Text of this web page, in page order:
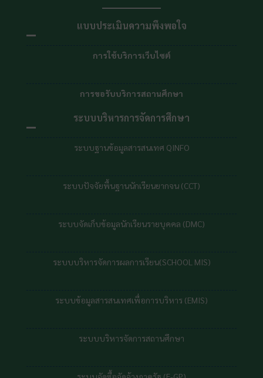
แบบประเมินความพึงพอใจ
การใช้บริการเว็บไซต์
การขอรับบริการสถานศึกษา
ระบบบริหารการจัดการศึกษา
ระบบฐานข้อมูลสารสนเทศ QINFO
ระบบปัจจัยพื้นฐานนักเรียนยากจน (CCT)
ระบบจัดเก็บข้อมูลนักเรียนรายบุคคล (DMC)
ระบบบริหารจัดการผลการเรียน(SCHOOL MIS)
ระบบข้อมูลสารสนเทศเพื่อการบริหาร (EMIS)
ระบบบริหารจัดการสถานศึกษา